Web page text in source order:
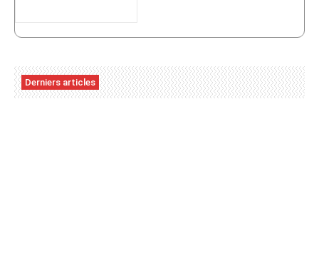
Derniers articles